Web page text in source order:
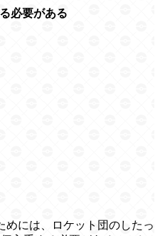
必要がある
めには、ロケット団のしたっ